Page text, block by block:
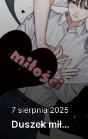
7 sierpnia 2025
Duszek miłości